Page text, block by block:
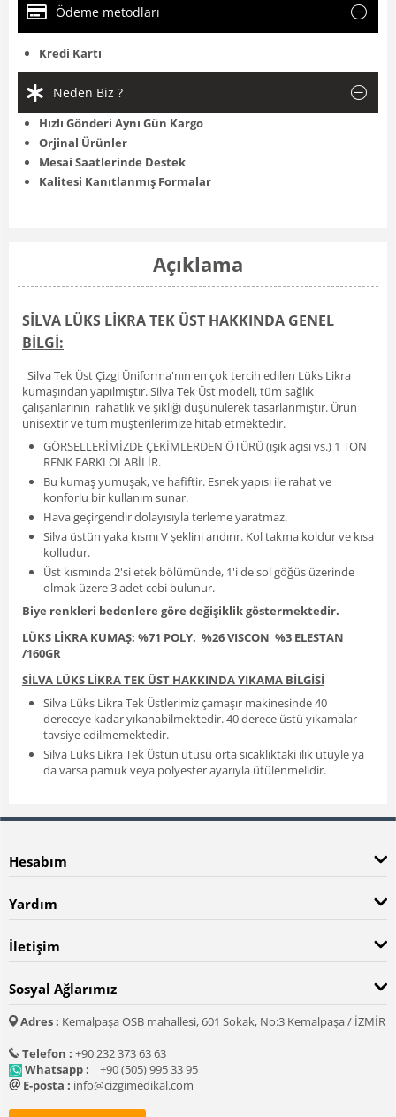
Ödeme metodları
Kredi Kartı
Neden Biz ?
Hızlı Gönderi Aynı Gün Kargo
Orjinal Ürünler
Mesai Saatlerinde Destek
Kalitesi Kanıtlanmış Formalar
Açıklama
SİLVA LÜKS LİKRA TEK ÜST HAKKINDA GENEL
BİLGİ:
Silva Tek Üst Çizgi Üniforma'nın en çok tercih edilen Lüks Likra
kumaşından yapılmıştır. Silva Tek Üst modeli, tüm sağlık
çalışanlarının rahatlık ve şıklığı düşünülerek tasarlanmıştır. Ürün
unisextir ve tüm müşterilerimize hitab etmektedir.
GÖRSELLERİMİZDE ÇEKİMLERDEN ÖTÜRÜ (ışık açısı vs.) 1 TON
RENK FARKI OLABİLİR.
Bu kumaş yumuşak, ve hafiftir. Esnek yapısı ile rahat ve
konforlu bir kullanım sunar.
Hava geçirgendir dolayısıyla terleme yaratmaz.
Silva üstün yaka kısmı V şeklini andırır. Kol takma koldur ve kısa
kolludur.
Üst kısmında 2'si etek bölümünde, 1'i de sol göğüs üzerinde
olmak üzere 3 adet cebi bulunur.
Biye renkleri bedenlere göre değişiklik göstermektedir.
LÜKS LİKRA KUMAŞ: %71 POLY. %26 VISCON %3 ELESTAN
/160GR
SİLVA LÜKS LİKRA TEK ÜST HAKKINDA YIKAMA BİLGİSİ
Silva Lüks Likra Tek Üstlerimiz çamaşır makinesinde 40
dereceye kadar yıkanabilmektedir. 40 derece üstü yıkamalar
tavsiye edilmemektedir.
Silva Lüks Likra Tek Üstün ütüsü orta sıcaklıktaki ılık ütüyle ya
da varsa pamuk veya polyester ayarıyla ütülenmelidir.
Hesabım
Yardım
İletişim
Sosyal Ağlarımız
Adres : Kemalpaşa OSB mahallesi, 601 Sokak, No:3 Kemalpaşa / İZMİR
Telefon : +90 232 373 63 63
Whatsapp :
+90 (505) 995 33 95
E-posta : info@cizgimedikal.com